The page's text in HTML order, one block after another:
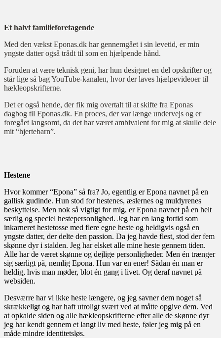
Et halvt familieforetagende
Med den vækst Eponas.dk har gennemgået i sin levetid, er min
yngste datter også trådt til som en hjælpende hånd.
Foruden at være teknisk geni, har hun designet en del opskrifter og
står lige så bag YouTube-kanalen, hvor der laves hjælpevideoer til
hækleopskrifterne.
Det er også hende, der fik mig overtalt til at skifte fra Eponas
dagbog til Eponas.dk. En proces, der var længe undervejs og er
foregået langsomt, da det har været ambivalent for mig at skulle dele
mit “hjertebarn”.
Hestene
Hvor kommer “Epona” så fra? Jo, egentlig er Epona navnet på en
gallisk gudinde. Hun stod for hestenes, æslernes og muldyrenes
beskyttelse. Men nok så vigtigt for mig, er Epona navnet på en helt
særlig og speciel hestepersonlighed. Jeg har en lang fortid som
inkarneret hestetosse med flere egne heste og heldigvis også en
yngste datter, der delte den passion. Da jeg havde flest, stod der fem
skønne dyr i stalden. Jeg har elsket alle mine heste gennem tiden.
Alle har de været skønne og dejlige personligheder. Men én trænger
sig særligt på, nemlig Epona. Hun var en ener! Sådan én man er
heldig, hvis man møder, blot én gang i livet. Og deraf navnet på
websiden.
Desværre har vi ikke heste længere, og jeg savner dem noget så
skrækkeligt og har haft utroligt svært ved at måtte opgive dem. Ved
at opkalde siden og alle hækleopskrifterne efter alle de skønne dyr
jeg har kendt gennem et langt liv med heste, føler jeg mig på en
måde mindre identitetsløs.